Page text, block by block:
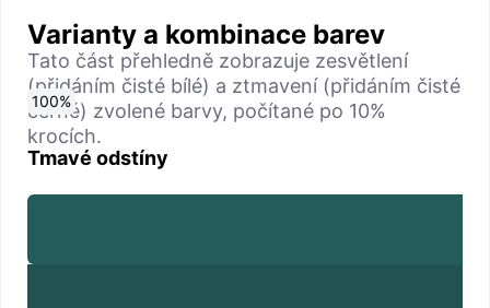
Varianty a kombinace barev
Tato část přehledně zobrazuje zesvětlení
(přidáním čisté bílé) a ztmavení (přidáním čisté
černé) zvolené barvy, počítané po 10%
krocích.
Tmavé odstíny
0%
10%
20%
30%
40%
50%
60%
70%
80%
90%
100%